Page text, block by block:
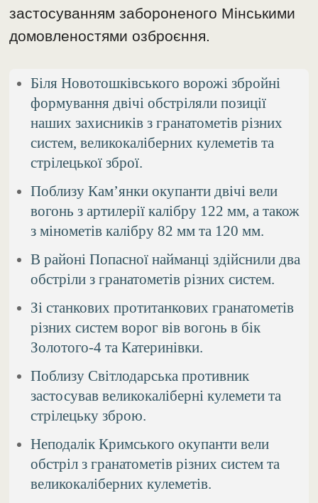
застосуванням забороненого Мінськими
домовленостями озброєння.
Біля Новотошківського ворожі збройні
формування двічі обстріляли позиції
наших захисників з гранатометів різних
систем, великокаліберних кулеметів та
стрілецької зброї.
Поблизу Кам’янки окупанти двічі вели
вогонь з артилерії калібру 122 мм, а також
з мінометів калібру 82 мм та 120 мм.
В районі Попасної найманці здійснили два
обстріли з гранатометів різних систем.
Зі станкових протитанкових гранатометів
різних систем ворог вів вогонь в бік
Золотого-4 та Катеринівки.
Поблизу Світлодарська противник
застосував великокаліберні кулемети та
стрілецьку зброю.
Неподалік Кримського окупанти вели
обстріл з гранатометів різних систем та
великокаліберних кулеметів.